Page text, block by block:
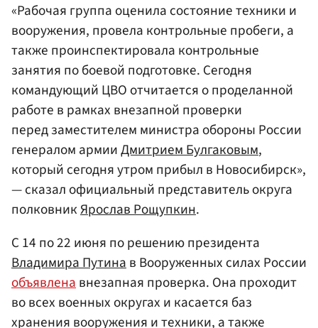
«Рабочая группа оценила состояние техники и
вооружения, провела контрольные пробеги, а
также проинспектировала контрольные
занятия по боевой подготовке. Сегодня
командующий ЦВО отчитается о проделанной
работе в рамках внезапной проверки
перед заместителем министра обороны России
генералом армииДмитрием Булгаковым,
который сегодня утром прибыл в Новосибирск»,
— сказал официальный представитель округа
полковникЯрослав Рощупкин.
С 14 по 22 июня по решению президента
Владимира Путинав Вооруженных силах России
объявленавнезапная проверка. Она проходит
во всех военных округах и касается баз
хранения вооружения и техники, а также